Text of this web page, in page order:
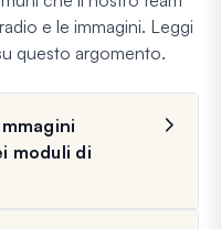
e le immagini. Leggi
questo argomento.
moduli di